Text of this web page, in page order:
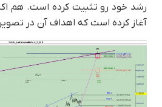
رشد خود رو تثبیت کرده است. هم
آغاز کرده است که اهداف آن در